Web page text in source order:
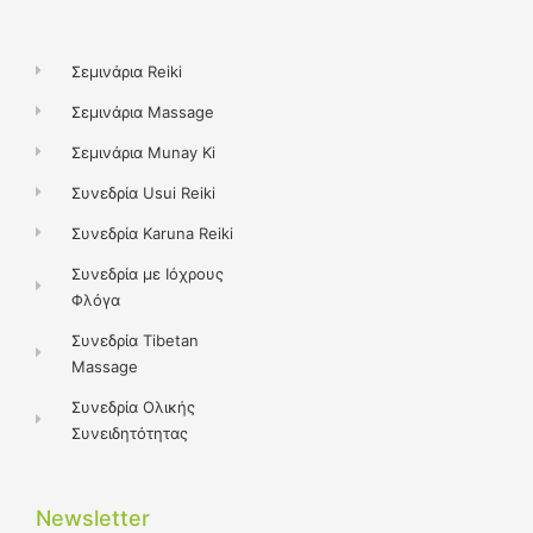
m
Σεμινάρια Reiki
Σεμινάρια Massage
Σεμινάρια Munay Ki
Συνεδρία Usui Reiki
Συνεδρία Karuna Reiki
Συνεδρία με Ιόχρους
Φλόγα
Συνεδρία Tibetan
Massage
Συνεδρία Ολικής
Συνειδητότητας
Newsletter